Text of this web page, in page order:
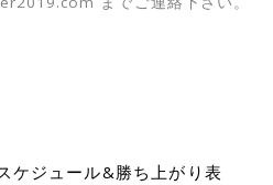
ケジュール&勝ち上がり表